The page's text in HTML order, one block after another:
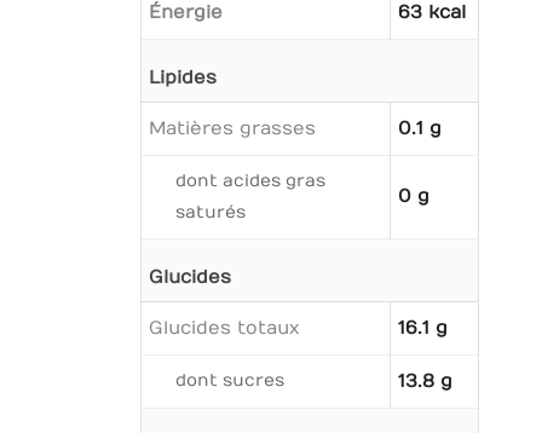
Énergie 63 kcal
Lipides
Matières grasses 0.1 g
dont acides gras
saturés
0 g
Glucides
Glucides totaux 16.1 g
dont sucres 13.8 g